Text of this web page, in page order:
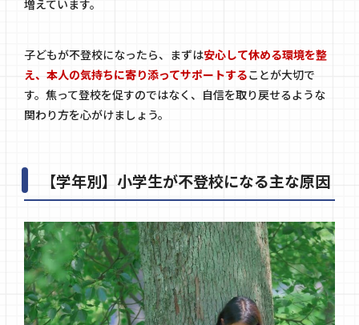
増えています。
子どもが不登校になったら、まずは安心して休める環境を整
え、本人の気持ちに寄り添ってサポートすることが大切で
す。焦って登校を促すのではなく、自信を取り戻せるような
関わり方を心がけましょう。
【学年別】小学生が不登校になる主な原因